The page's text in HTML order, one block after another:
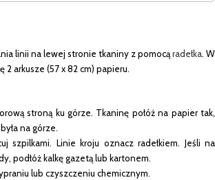
linii na lewej stronie tkaniny z pomocąradełka. W
2 arkusze (57 x 82 cm) papieru.
stroną ku górze. Tkaninę połóż na papier tak,
na górze.
szpilkami. Linie kroju oznacz radełkiem. Jeśli na
podłóż kalkę gazetą lub kartonem.
lub czyszczeniu chemicznym.